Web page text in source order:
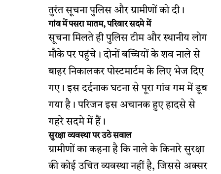
तुरंत सूचना पुलिस और ग्रामीणों को दी।
गांव में पसरा मातम, परिवार सदमे में
सूचना मिलते ही पुलिस टीम और स्थानीय लोग
मौके पर पहुंचे। दोनों बच्चियों के शव नाले से
बाहर निकालकर पोस्टमार्टम के लिए भेज दिए
गए। इस दर्दनाक घटना से पूरा गांव गम में डूब
गया है। परिजन इस अचानक हुए हादसे से
गहरे सदमे में हैं।
सुरक्षा व्यवस्था पर उठे सवाल
ग्रामीणों का कहना है कि नाले के किनारे सुरक्षा
की कोई उचित व्यवस्था नहीं है, जिससे अक्सर